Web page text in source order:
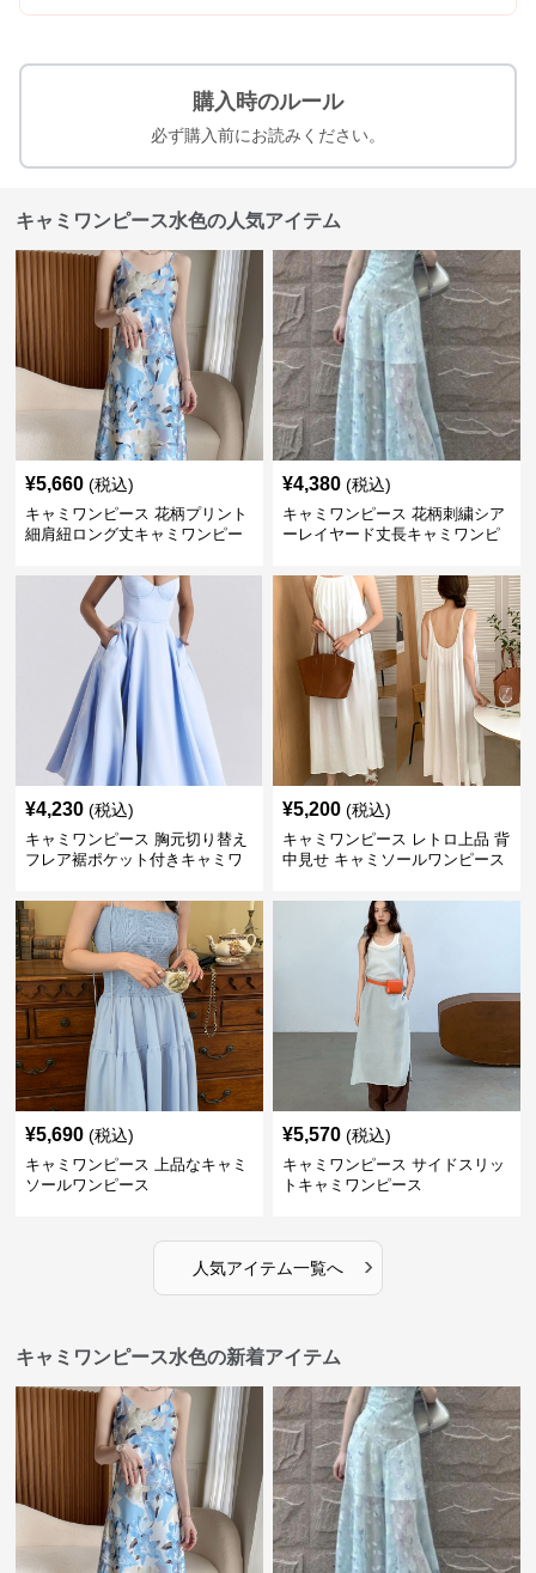
購入時のルール
必ず購入前にお読みください。
キャミワンピース水色の人気アイテム
¥5,660 (税込)
キャミワンピース 花柄プリント
細肩紐ロング丈キャミワンピー
¥4,380 (税込)
キャミワンピース 花柄刺繍シア
ーレイヤード丈長キャミワンピ
¥4,230 (税込)
キャミワンピース 胸元切り替え
フレア裾ポケット付きキャミワ
¥5,200 (税込)
キャミワンピース レトロ上品 背
中見せ キャミソールワンピース
¥5,690 (税込)
キャミワンピース 上品なキャミ
ソールワンピース
¥5,570 (税込)
キャミワンピース サイドスリッ
トキャミワンピース
人気アイテム一覧へ ›
キャミワンピース水色の新着アイテム